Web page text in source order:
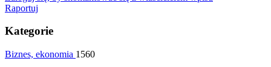
Raportuj
Kategorie
Biznes, ekonomia 1560